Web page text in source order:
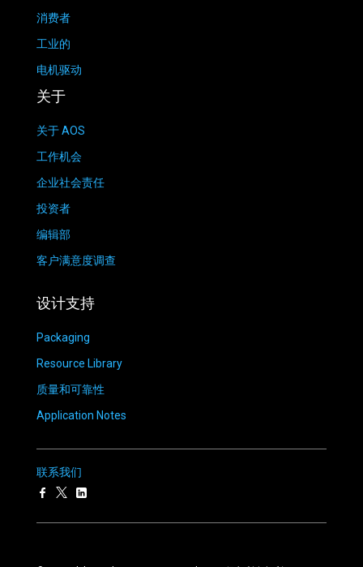
消费者
工业的
电机驱动
关于
关于 AOS
工作机会
企业社会责任
投资者
编辑部
客户满意度调查
设计支持
Packaging
Resource Library
质量和可靠性
Application Notes
联系我们